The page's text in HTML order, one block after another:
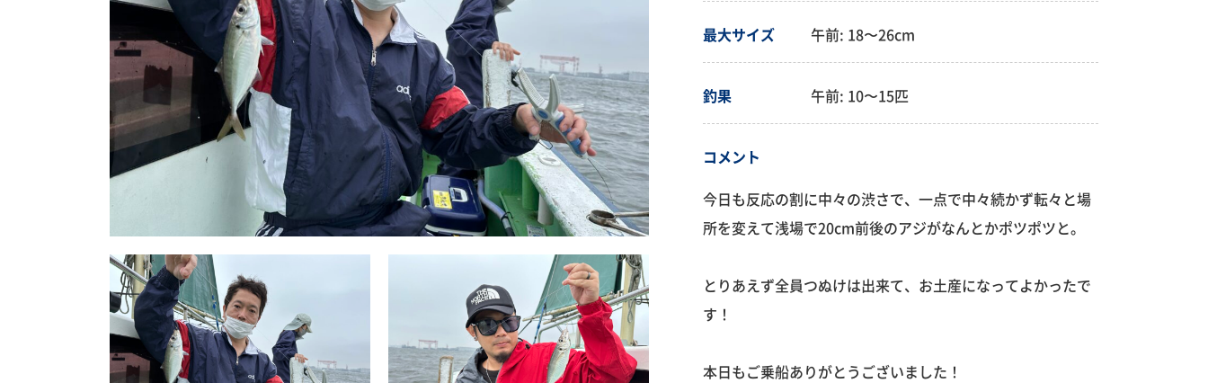
最大サイズ 午前: 18〜26cm
釣果 午前: 10〜15匹
コメント
今日も反応の割に中々の渋さで、一点で中々続かず転々と場
所を変えて浅場で20cm前後のアジがなんとかポツポツと。
とりあえず全員つぬけは出来て、お土産になってよかったで
す！
本日もご乗船ありがとうございました！